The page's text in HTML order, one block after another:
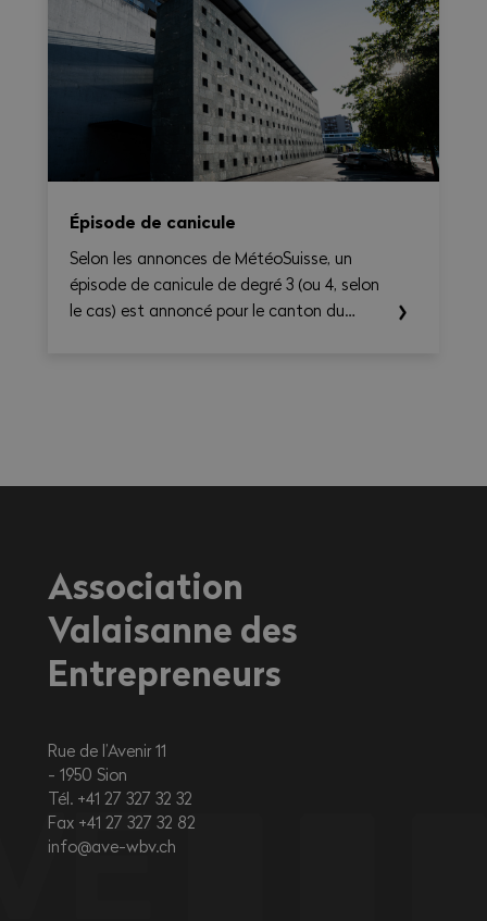
et les éventuels suppléments sur une base
hebdomadaire, tout en générant une
synthèse claire et exportable en PDF.
Épisode de canicule
Selon les annonces de MétéoSuisse, un
épisode de canicule de degré 3 (ou 4, selon
le cas) est annoncé pour le canton du
fortement exposés à la chaleur.
Association
Valaisanne des
Entrepreneurs
Rue de l’Avenir 11
1950 Sion
Tél. +41 27 327 32 32
Fax +41 27 327 32 82
info@ave-wbv.ch